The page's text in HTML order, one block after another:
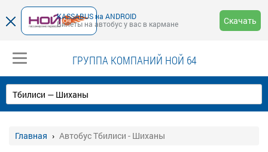
KASSABUS на ANDROID
Билеты на автобус у вас в кармане
Скачать
ГРУППА КОМПАНИЙ НОЙ 64
Главная Автобус Тбилиси - Шиханы